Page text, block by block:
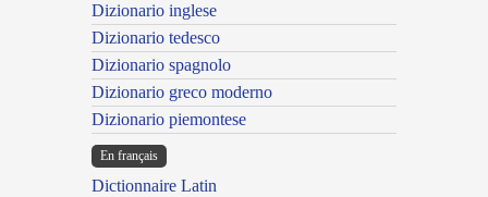
Dizionario inglese
Dizionario tedesco
Dizionario spagnolo
Dizionario greco moderno
Dizionario piemontese
En français
Dictionnaire Latin